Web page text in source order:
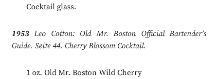
Cocktail glass.
1953Leo Cotton: Old Mr. Boston Official Bartender’s
Guide. Seite 44. Cherry Blossom Cocktail.
1 oz. Old Mr. Boston Wild Cherry